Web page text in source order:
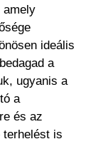
amely
ideális
a
ugyanis a
a
és az
terhelést is